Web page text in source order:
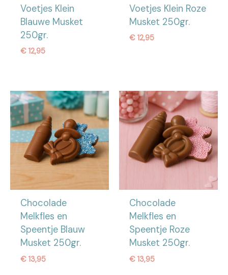
Voetjes Klein
Blauwe Musket
250gr.
€12,95
Voetjes Klein Roze
Musket 250gr.
€12,95
Chocolade
Melkfles en
Speentje Blauw
Musket 250gr.
€13,95
Chocolade
Melkfles en
Speentje Roze
Musket 250gr.
€13,95